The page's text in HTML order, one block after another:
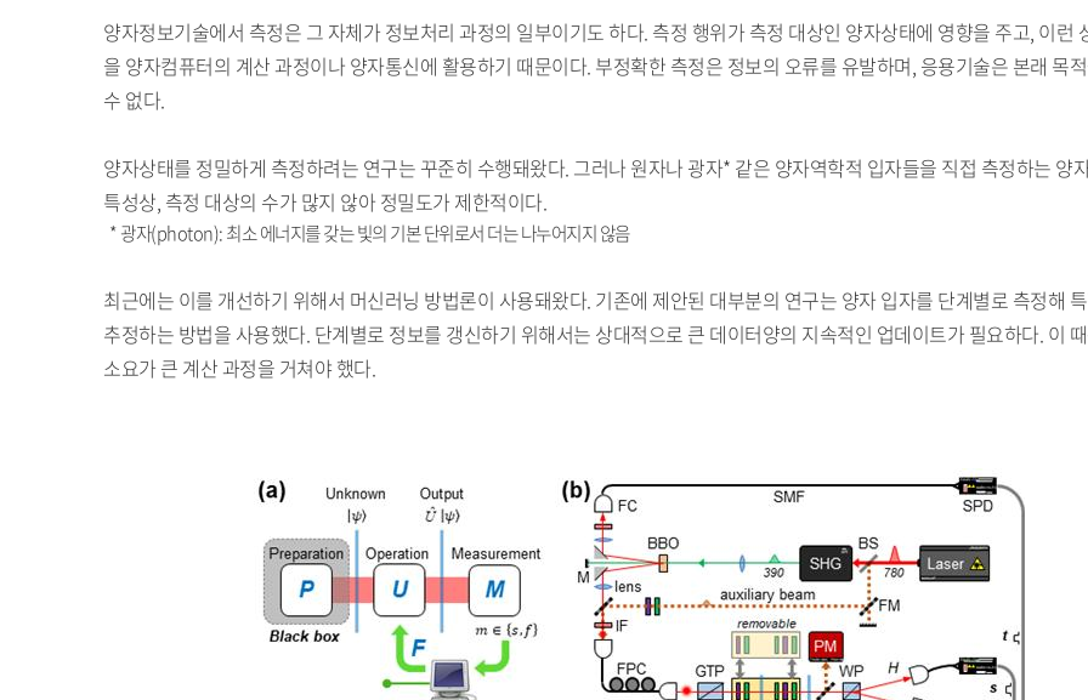
양자정보기술에서 측정은 그 자체가 정보처리 과정의 일부이기도 하다. 측정 행위가 측정 대상인 양자상태에 영향을 주고, 이런
을 양자컴퓨터의 계산 과정이나 양자통신에 활용하기 때문이다. 부정확한 측정은 정보의 오류를 유발하며, 응용기술은 본래 목
수 없다.
양자상태를 정밀하게 측정하려는 연구는 꾸준히 수행돼왔다. 그러나 원자나 광자* 같은 양자역학적 입자들을 직접 측정하는 양
특성상, 측정 대상의 수가 많지 않아 정밀도가 제한적이다.
* 광자(photon): 최소 에너지를 갖는 빛의 기본 단위로서 더는 나누어지지 않음
최근에는 이를 개선하기 위해서 머신러닝 방법론이 사용돼왔다. 기존에 제안된 대부분의 연구는 양자 입자를 단계별로 측정해
추정하는 방법을 사용했다. 단계별로 정보를 갱신하기 위해서는 상대적으로 큰 데이터양의 지속적인 업데이트가 필요하다. 이
소요가 큰 계산 과정을 거쳐야 했다.